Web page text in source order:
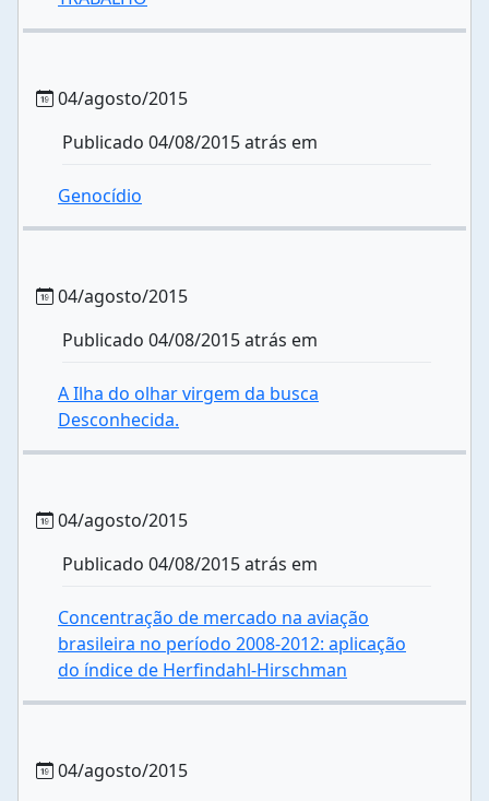
04/agosto/2015
Publicado 04/08/2015 atrás em
Genocídio
04/agosto/2015
Publicado 04/08/2015 atrás em
A Ilha do olhar virgem da busca
Desconhecida.
04/agosto/2015
Publicado 04/08/2015 atrás em
Concentração de mercado na aviação
brasileira no período 2008-2012: aplicação
do índice de Herfindahl-Hirschman
04/agosto/2015